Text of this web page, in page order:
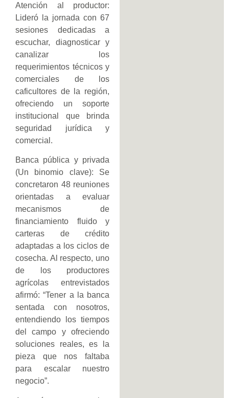
Atención al productor:
Lideró la jornada con 67
sesiones dedicadas a
escuchar, diagnosticar y
canalizar los
requerimientos técnicos y
comerciales de los
caficultores de la región,
ofreciendo un soporte
institucional que brinda
seguridad jurídica y
comercial.
Banca pública y privada
(Un binomio clave): Se
concretaron 48 reuniones
orientadas a evaluar
mecanismos de
financiamiento fluido y
carteras de crédito
adaptadas a los ciclos de
cosecha. Al respecto, uno
de los productores
agrícolas entrevistados
afirmó: “Tener a la banca
sentada con nosotros,
entendiendo los tiempos
del campo y ofreciendo
soluciones reales, es la
pieza que nos faltaba
para escalar nuestro
negocio”.